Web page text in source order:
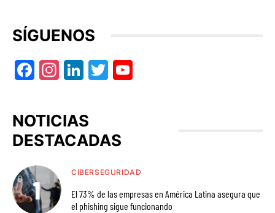
SÍGUENOS
Facebook
Instagram
LinkedIn
Twitter
NOTICIAS
DESTACADAS
CIBERSEGURIDAD
El 73% de las empresas en América Latina asegura que
el phishing sigue funcionando